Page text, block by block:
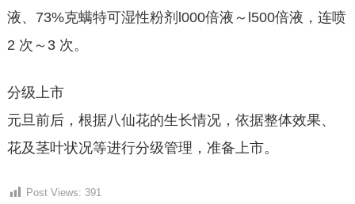
液、73%克螨特可湿性粉剂l000倍液～l500倍液，连喷
2 次～3 次。
分级上市
元旦前后，根据八仙花的生长情况，依据整体效果、
花及茎叶状况等进行分级管理，准备上市。
Post Views: 391